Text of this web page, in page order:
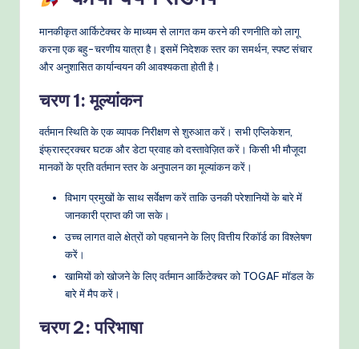
मानकीकृत आर्किटेक्चर के माध्यम से लागत कम करने की रणनीति को लागू
करना एक बहु-चरणीय यात्रा है। इसमें निदेशक स्तर का समर्थन, स्पष्ट संचार
और अनुशासित कार्यान्वयन की आवश्यकता होती है।
चरण 1: मूल्यांकन
वर्तमान स्थिति के एक व्यापक निरीक्षण से शुरुआत करें। सभी एप्लिकेशन,
इंफ्रास्ट्रक्चर घटक और डेटा प्रवाह को दस्तावेज़ित करें। किसी भी मौजूदा
मानकों के प्रति वर्तमान स्तर के अनुपालन का मूल्यांकन करें।
विभाग प्रमुखों के साथ सर्वेक्षण करें ताकि उनकी परेशानियों के बारे में
जानकारी प्राप्त की जा सके।
उच्च लागत वाले क्षेत्रों को पहचानने के लिए वित्तीय रिकॉर्ड का विश्लेषण
करें।
खामियों को खोजने के लिए वर्तमान आर्किटेक्चर को TOGAF मॉडल के
बारे में मैप करें।
चरण 2: परिभाषा